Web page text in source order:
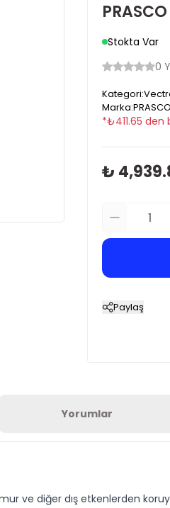
Stokta Var
0
Kategori:
Marka:PRASCO
*₺411.65 den
₺
Paylaş
Yorumlar
ve diğer dış etkenlerden